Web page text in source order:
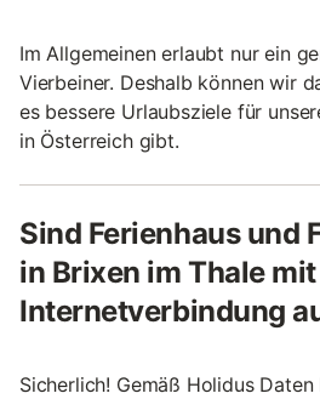
Im Allgemeinen erlaubt nur ein
Vierbeiner. Deshalb können wir
es bessere Urlaubsziele für
in Österreich gibt.
Sind Ferienhaus und
in Brixen im Thale
Internetverbindung
Sicherlich! Gemäß Holidus